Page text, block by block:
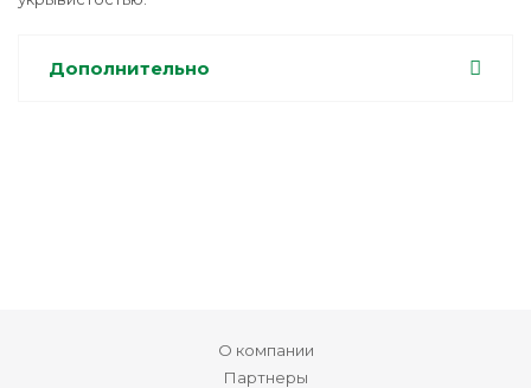
Дополнительно
О компании
Партнеры